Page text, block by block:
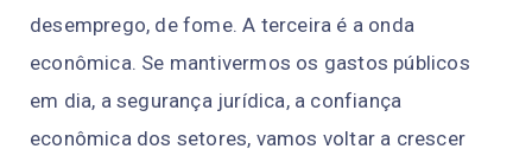
desemprego, de fome. A terceira é a onda
econômica. Se mantivermos os gastos públicos
em dia, a segurança jurídica, a confiança
econômica dos setores, vamos voltar a crescer